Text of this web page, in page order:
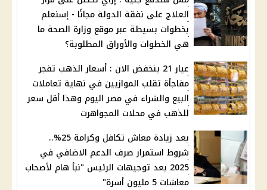
العلاج على نفقة الدولة مجانًا - إسنعلم
بخطوات بسيطة عبر موقع وزارة الصحة ما
هي الخطوات والأوراق المطلوبة؟
عيار 21 ينخفض الان : أسعار الذهب تفجر
مفاجأة تقلب الموازيين في نهاية تعاملات
البيع والشراء في مصر اليوم وهذا أقل سعر
للذهب في محلات المجواهرت
بعد زيادة معاش تكافل وكرامة 25%..
شروط استمرار صرف الدعم الاضافي في
2025 بعد توجيهات الرئيس "نبأ هام لأصحاب
معاشات 5 مليون أسرة"